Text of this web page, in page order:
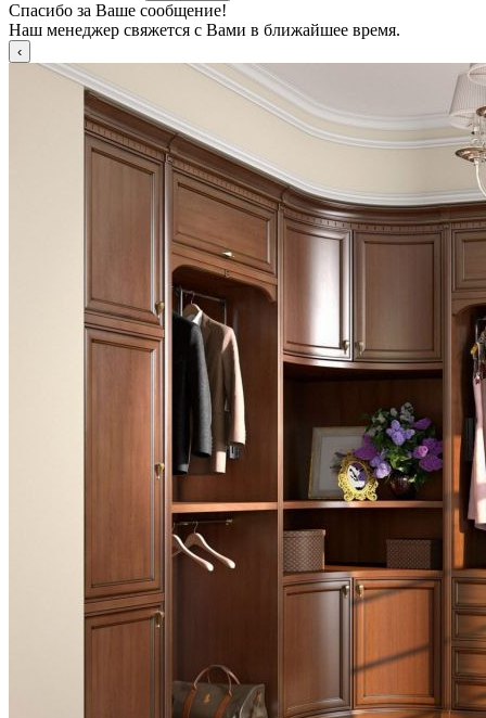
Спасибо за Ваше сообщение!
Наш менеджер свяжется с Вами в ближайшее время.